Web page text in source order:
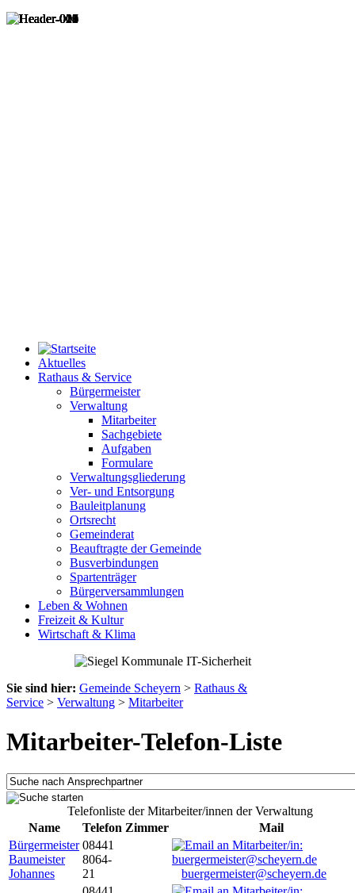
Aktuelles
Rathaus & Service
Bürgermeister
Verwaltung
Mitarbeiter
Sachgebiete
Aufgaben
Formulare
Verwaltungsgliederung
Ver- und Entsorgung
Bauleitplanung
Ortsrecht
Gemeinderat
Beauftragte der Gemeinde
Busverbindungen
Spartenträger
Bürgerversammlungen
Leben & Wohnen
Freizeit & Kultur
Wirtschaft & Klima
Sie sind hier: Gemeinde Scheyern > Rathaus &
Service > Verwaltung > Mitarbeiter
Mitarbeiter-Telefon-Liste
Telefonliste der Mitarbeiter/innen der Verwaltung
Name
Telefon Zimmer
Mail
Bürgermeister
Baumeister
Johannes
08441
8064-
21
buergermeister@scheyern.de